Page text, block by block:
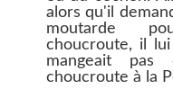
alors qu'il
moutarde
choucroute, il
mangeait
choucroute à la